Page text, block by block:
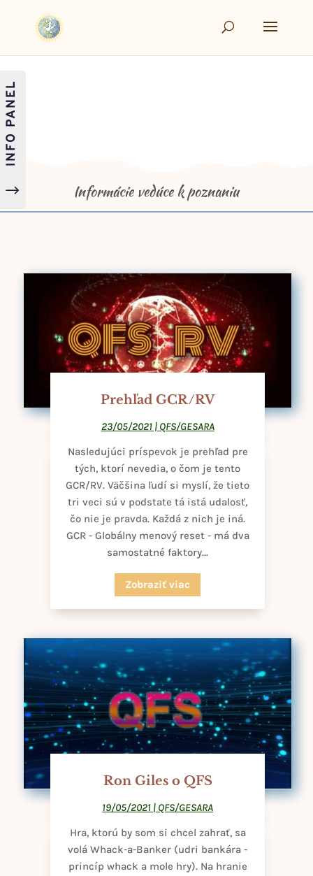
Informácie vedúce k poznaniu
Prehľad GCR/RV
23/05/2021| QFS/GESARA
Nasledujúci príspevok je prehľad pre
tých, ktorí nevedia, o čom je tento
GCR/RV. Väčšina ľudí si myslí, že tieto
tri veci sú v podstate tá istá udalosť,
čo nie je pravda. Každá z nich je iná.
GCR - Globálny menový reset - má dva
samostatné faktory...
Zobraziť viac
Ron Giles o QFS
19/05/2021 | QFS/GESARA
Hra, ktorú by som si chcel zahrať, sa
volá Whack-a-Banker (udri bankára -
princíp whack a mole hry). Na hranie
"
INFO PANEL